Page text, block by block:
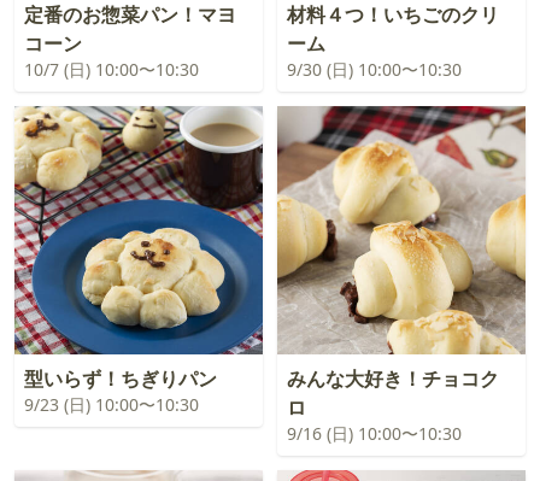
定番のお惣菜パン！マヨ
コーン
10/7 (日) 10:00〜10:30
材料４つ！いちごのクリ
ーム
9/30 (日) 10:00〜10:30
型いらず！ちぎりパン
9/23 (日) 10:00〜10:30
みんな大好き！チョコク
ロ
9/16 (日) 10:00〜10:30